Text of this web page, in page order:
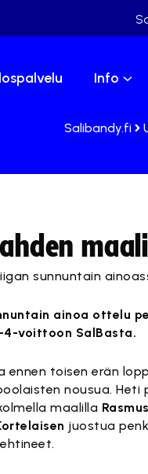
Info
Salibandy.fi
sunnuntain
ainoa ottelu
voittoon SalBasta.
ennen toisen erän
nousua. Heti
maalilla
juostua